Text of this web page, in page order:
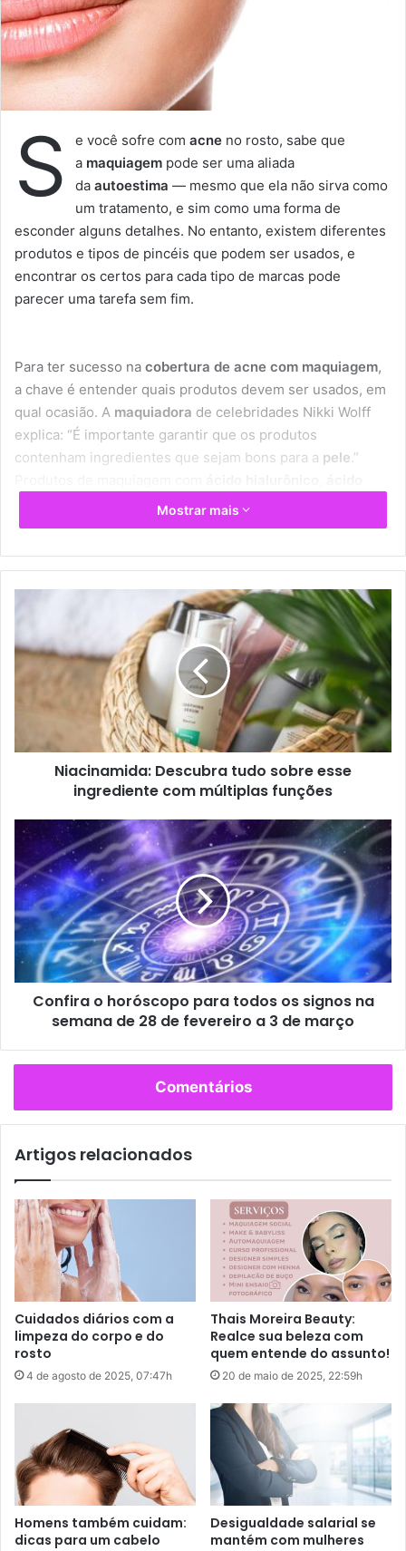
Cuidado com as mudanças cheias de impulsividade,
leonino. É fundamental que você saiba virar páginas com
sabedoria, ouvindo pessoas mais experientes.
Virgem
Os seus relacionamentos estão em destaque, virginiano.
Ofereça ajuda e aceite ser ajudado na mesma proporção.
Seja justo sem julgar demasiadamente.
Libra
Organize-se, libriano. A semana pede que você dê mais
atenção à sua rotina. É importante cuidar da sua saúde e
Escorpião
Seja mais você, escorpiano, sem parecer estar impondo
suas opiniões em demasia. É importante também usar a
sua criatividade de maneira útil.
Sagitário
Cuide da sua família e das pessoas próximas, sagitariano.
Você precisa estar atento às questões domésticas,
promovendo um ambiente agradável em casa.
Capricórnio
Fique atento às suas palavras, capricorniano. Meça as
suas palavras e procure evitar o excesso de atividade
mental. Cuidado com o mau humor.
Aquário
Organize-se, aquariano. É importante que você saiba
mais atenção às suas finanças.
Peixes
Com a Lua Nova, você se sente renovado esta semana,
pisciano. Pense nos seus planos e projetos e, caso queira
mudar algo no visual, o momento é propício.
AQUÁRIO ÁRIES ASTROLOGIA
câncer CAPRICÓRNIO ESCORPIÃO
LUA MINGUANTE LUA NOVA
MARTE NETUNO PEIXES
PLUTÃO SAGITÁRIO Saturno
SIGNO SOL TERRA TOURO
VIRGEM